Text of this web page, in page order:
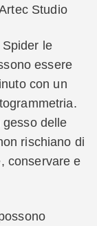
Studio
le
essere
con un
delle
rischiano di
conservare e